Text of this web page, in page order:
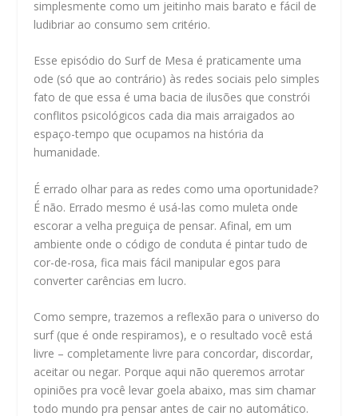
simplesmente como um jeitinho mais barato e fácil de
ludibriar ao consumo sem critério.
Esse episódio do Surf de Mesa é praticamente uma
ode (só que ao contrário) às redes sociais pelo simples
fato de que essa é uma bacia de ilusões que constrói
conflitos psicológicos cada dia mais arraigados ao
espaço-tempo que ocupamos na história da
humanidade.
É errado olhar para as redes como uma oportunidade?
É não. Errado mesmo é usá-las como muleta onde
escorar a velha preguiça de pensar. Afinal, em um
ambiente onde o código de conduta é pintar tudo de
cor-de-rosa, fica mais fácil manipular egos para
converter carências em lucro.
Como sempre, trazemos a reflexão para o universo do
surf (que é onde respiramos), e o resultado você está
livre – completamente livre para concordar, discordar,
aceitar ou negar. Porque aqui não queremos arrotar
opiniões pra você levar goela abaixo, mas sim chamar
todo mundo pra pensar antes de cair no automático.